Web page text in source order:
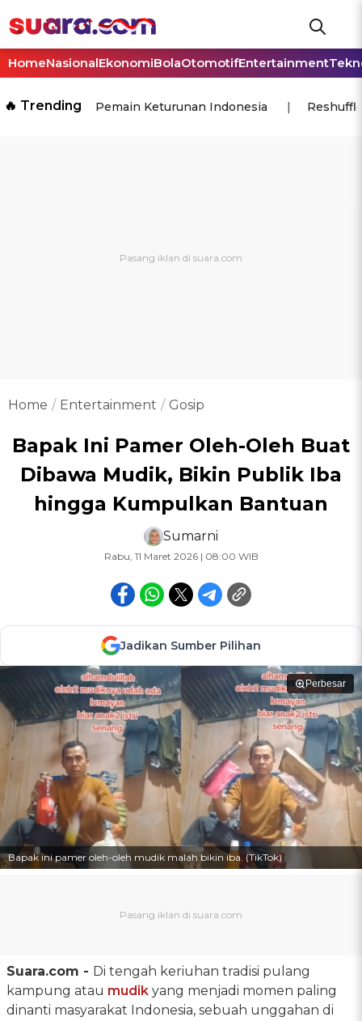
HomeNasionalEkonomiBolaOtomotifEntertainment
🔥 Trending Pemain Keturunan Indonesia
Home Entertainment Gosip
Bapak Ini Pamer Oleh-Oleh Buat
Dibawa Mudik, Bikin Publik Iba
hingga Kumpulkan Bantuan
Sumarni
Rabu, 11 Maret 2026 | 08:00 WIB
Jadikan Sumber Pilihan
Perbesar
Bapak ini pamer oleh-oleh mudik malah bikin iba. (TikTok)
Suara.com - Di tengah keriuhan tradisi pulang
kampung atau mudik yang menjadi momen paling
dinanti masyarakat Indonesia, sebuah unggahan di